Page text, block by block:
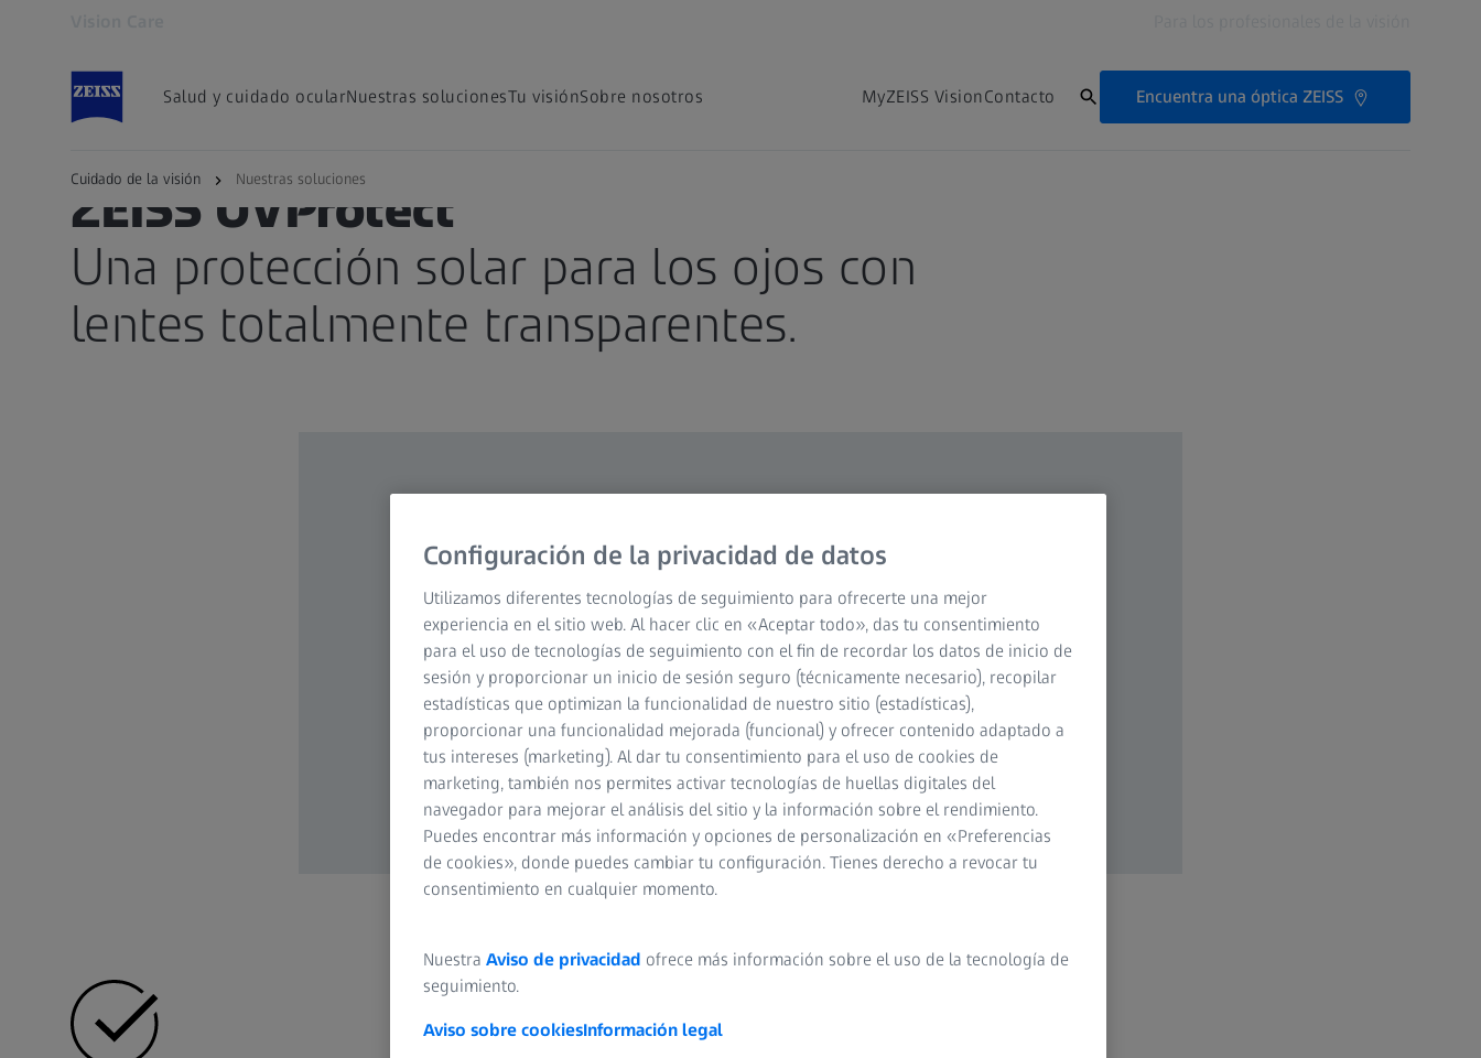
Salud y cuidado ocularNuestras solucionesTu visiónSobre nosotros MyZEISS VisionContacto Encuentra una óptica ZEISS
Cuidado de la visión Nuestras soluciones
ZEISS UVProtect
Una protección solar para los ojos con
lentes totalmente transparentes.
Configuración de la privacidad de datos
Utilizamos diferentes tecnologías de seguimiento para ofrecerte una mejor
experiencia en el sitio web. Al hacer clic en «Aceptar todo», das tu consentimiento
para el uso de tecnologías de seguimiento con el fin de recordar los datos de inicio de
sesión y proporcionar un inicio de sesión seguro (técnicamente necesario), recopilar
estadísticas que optimizan la funcionalidad de nuestro sitio (estadísticas),
proporcionar una funcionalidad mejorada (funcional) y ofrecer contenido adaptado a
tus intereses (marketing). Al dar tu consentimiento para el uso de cookies de
marketing, también nos permites activar tecnologías de huellas digitales del
navegador para mejorar el análisis del sitio y la información sobre el rendimiento.
Puedes encontrar más información y opciones de personalización en «Preferencias
de cookies», donde puedes cambiar tu configuración. Tienes derecho a revocar tu
consentimiento en cualquier momento.
Nuestra Aviso de privacidad ofrece más información sobre el uso de la tecnología de
seguimiento.
Aviso sobre cookiesInformación legal